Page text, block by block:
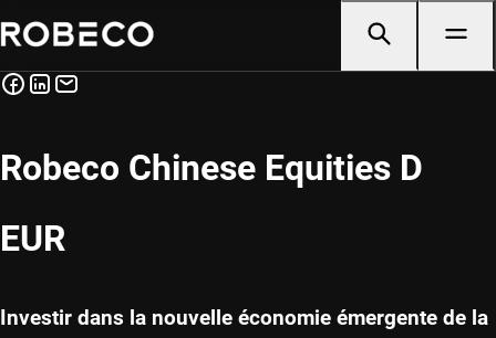
Robeco Chinese Equities D
EUR
Investir dans la nouvelle économie émergente de la